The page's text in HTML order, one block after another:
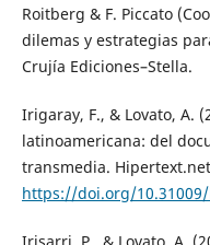
Roitberg & F. Piccato
dilemas y estrategias
Crujía Ediciones–Stella.
Irigaray, F., & Lovato, A.
latinoamericana: del
transmedia.
https://doi.org/